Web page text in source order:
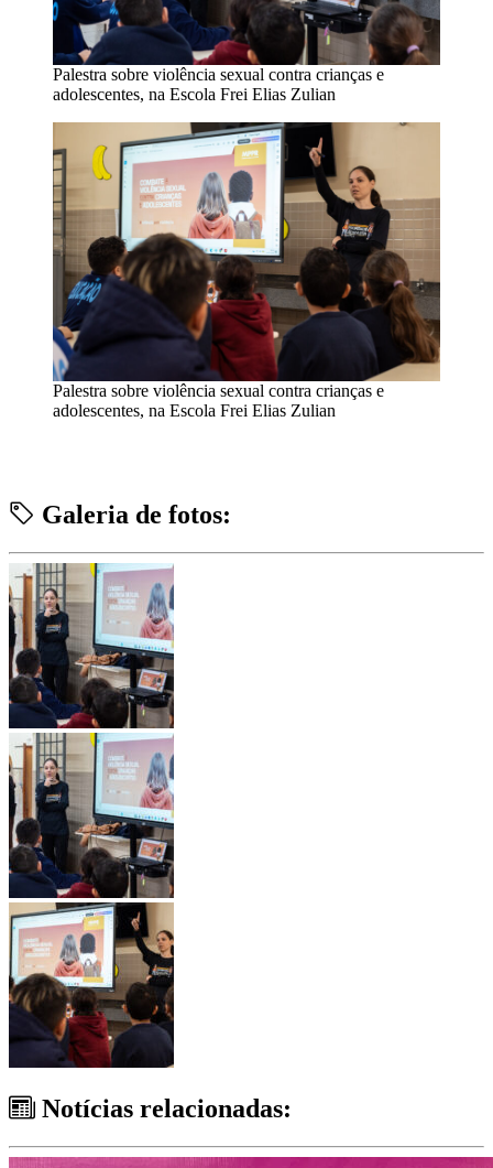
Palestra sobre violência sexual contra crianças e
adolescentes, na Escola Frei Elias Zulian
Palestra sobre violência sexual contra crianças e
adolescentes, na Escola Frei Elias Zulian
Galeria de fotos:
Notícias relacionadas: